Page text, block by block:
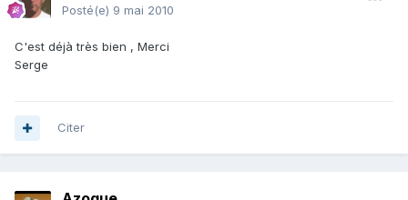
Posté(e) 9 mai 2010
C'est déjà très bien , Merci
Serge
Citer